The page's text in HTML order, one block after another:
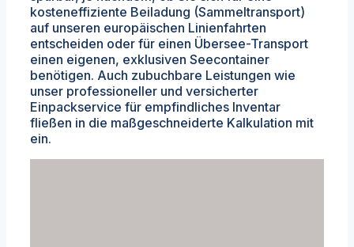
kosteneffiziente Beiladung (Sammeltransport)
auf unseren europäischen Linienfahrten
entscheiden oder für einen Übersee-Transport
einen eigenen, exklusiven Seecontainer
benötigen. Auch zubuchbare Leistungen wie
unser professioneller und versicherter
Einpackservice für empfindliches Inventar
fließen in die maßgeschneiderte Kalkulation mit
ein.